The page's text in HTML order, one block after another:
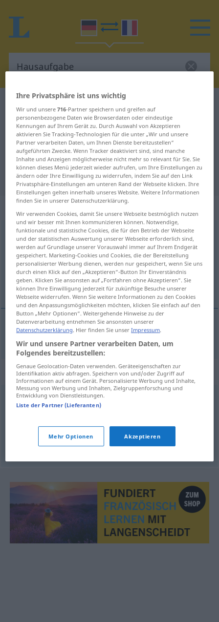
Deutsch-Französisch Übersetzung
für "Hausaufgabe"
"Hausaufgabe" Französisch
Übersetzung
: Femininum
Hausaufgabef
Übersicht aller Übersetzungen
(Für mehr Details die Übersetzung anklicken/antippen)
devoir
devoirm Hausaufgabe
Synonyme für "Hausaufgabe"
Lektion,Aufgabe,Lehrstoff
Schulaufgabe,Heimarbeit, Schularbeit,Hausarbeit
Ihre Privatsphäre ist uns wichtig
Wir und unsere716-Partner speichern und greifen auf
personenbezogene Daten wie Browserdaten oder eindeutige
Kennungen auf Ihrem Gerät zu. Durch Auswahl von Akzeptieren
aktivieren Sie Tracking-Technologien für die unter „Wir und unsere
Partner verarbeiten Daten, um Ihnen Dienste bereitzustellen“
aufgeführten Zwecke. Wenn Tracker deaktiviert sind, sind manche
Inhalte und Anzeigen möglicherweise nicht mehr so relevant für Sie. Sie
können dieses Menü jederzeit wieder aufrufen, um Ihre Einstellungen zu
ändern oder Ihre Einwilligung zu widerrufen, indem Sie auf den Link
Privatsphäre-Einstellungen am unteren Rand der Webseite klicken. Ihre
Einstellungen gelten innerhalb unseres Website. Weitere Informationen
finden Sie in unserer Datenschutzerklärung.
Wir verwenden Cookies, damit Sie unsere Webseite bestmöglich nutzen
und wir besser mit Ihnen kommunizieren können. Notwendige,
funktionale und statistische Cookies, die für den Betrieb der Webseite
und der statistischen Auswertung unserer Webseite erforderlich sind,
werden auf Grundlage unserer Vorauswahl immer auf Ihrem Endgerät
gespeichert. Marketing-Cookies und Cookies, die der Bereitstellung
personalisierter Werbung dienen, werden nur gespeichert, wenn Sie uns
durch einen Klick auf den „Akzeptieren“-Button Ihr Einverständnis
geben. Klicken Sie ansonsten auf „Fortfahren ohne Akzeptieren“. Sie
können Ihre Einwilligung jederzeit für zukünftige Besuche unserer
Webseite widerrufen. Wenn Sie weitere Informationen zu den Cookies
und den Anpassungsmöglichkeiten möchten, klicken Sie einfach auf den
Button „Mehr Optionen“. Weitergehende Hinweise zu der
Datenverarbeitung entnehmen Sie ansonsten unserer
Datenschutzerklärung. Hier finden Sie unserImpressum.
Wir und unsere Partner verarbeiten Daten, um
Folgendes bereitzustellen:
Genaue Geolocation-Daten verwenden. Geräteeigenschaften zur
Identifikation aktiv abfragen. Speichern von und/oder Zugriff auf
Informationen auf einem Gerät. Personalisierte Werbung und Inhalte,
Messung von Werbung und Inhalten, Zielgruppenforschung und
Entwicklung von Dienstleistungen.
Liste der Partner (Lieferanten)
Mehr Optionen Akzeptieren